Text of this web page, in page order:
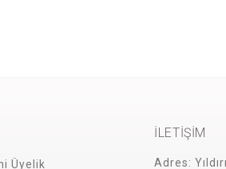
Üyelik
İLETİŞİM
Adres: